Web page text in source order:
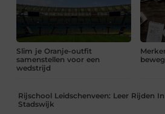
Slim je Oranje-outfit
samenstellen voor een
wedstrijd
Rijschool Leidschenveen: Leer Rijden
Stadswijk